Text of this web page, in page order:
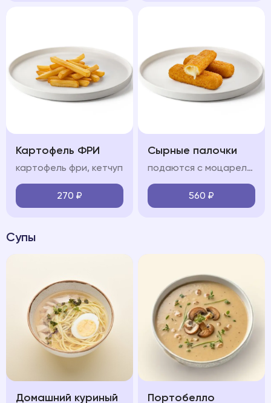
Картофель ФРИ
картофель фри, кетчуп
270 ₽
Сырные палочки
подаются с моцареллой и соусом сладкий чили
560 ₽
Супы
Домашний куриный Портобелло